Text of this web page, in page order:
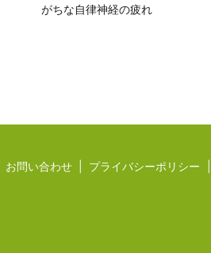
がちな自律神経の疲れ
お問い合わせ プライバシーポリシー